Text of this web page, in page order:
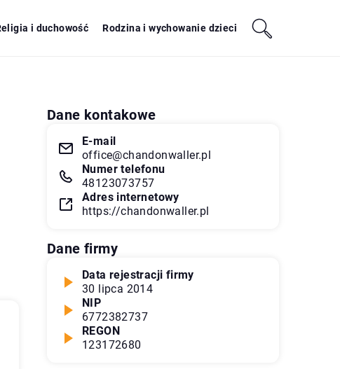
i duchowość Rodzina i wychowanie dzieci
Dane kontakowe
E-mail
office@chandonwaller.pl
Numer telefonu
48123073757
Adres internetowy
https://chandonwaller.pl
Dane firmy
Data rejestracji firmy
30 lipca 2014
NIP
6772382737
REGON
123172680